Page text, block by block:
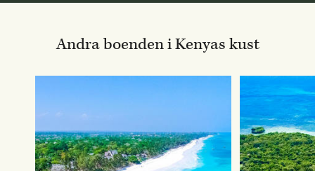
Andra boenden i Kenyas kust